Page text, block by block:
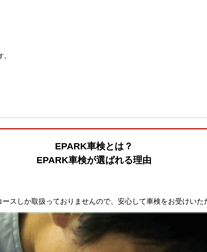
EPARK車検とは？
EPARK車検が選ばれる理由
ースしか取扱っておりませんので、安心して車検をお受けいた